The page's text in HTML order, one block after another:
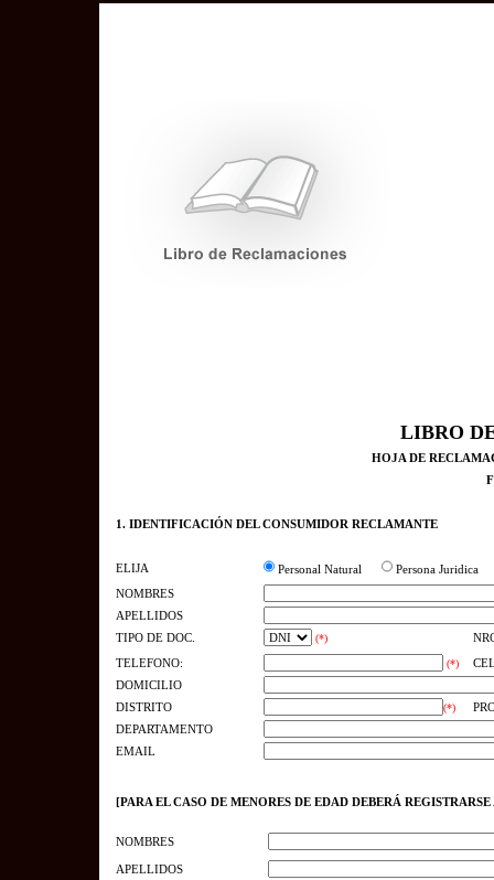
LIBRO
HOJA DE
1. IDENTIFICACIÓN DEL CONSUMIDOR RECLAMANTE
ELIJA Personal Natural
Persona Juridica
NOMBRES
APELLIDOS
TIPO DE DOC.
(*)
TELEFONO:
(*)
DOMICILIO
DISTRITO
(*)
DEPARTAMENTO
EMAIL
[PARA EL CASO DE MENORES DE EDAD DEBERÁ
NOMBRES
APELLIDOS